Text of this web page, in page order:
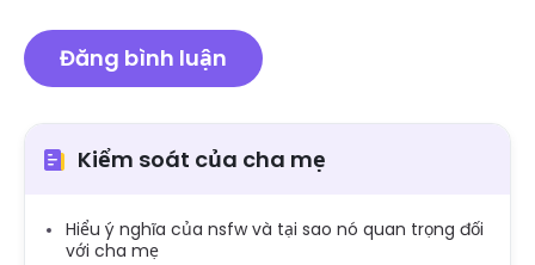
Kiểm soát của cha mẹ
Hiểu ý nghĩa của nsfw và tại sao nó quan trọng đối
với cha mẹ